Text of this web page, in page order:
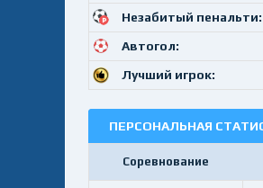
Незабитый пенальти:
Автогол:
Лучший игрок:
ПЕРСОНАЛЬНАЯ
Соревнование